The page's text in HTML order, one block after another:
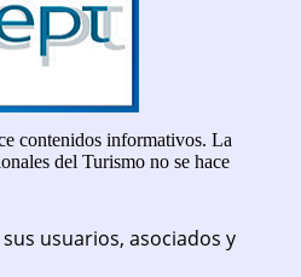
contenidos informativos. La
del Turismo no se hace
usuarios, asociados y